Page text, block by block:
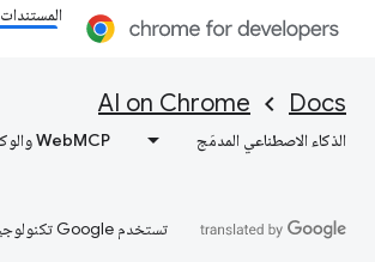
المستندات
Docs
AI on Chrome
الذكاء الاصطناعي المدمَج WebMCP والوكلاء
تستخدم Google تكنولوجيا الذكاء الاصطناعي لترجمة المحتوى إلى لغتك المفضّلة، وقد تتضمّن بعض الأخطاء.